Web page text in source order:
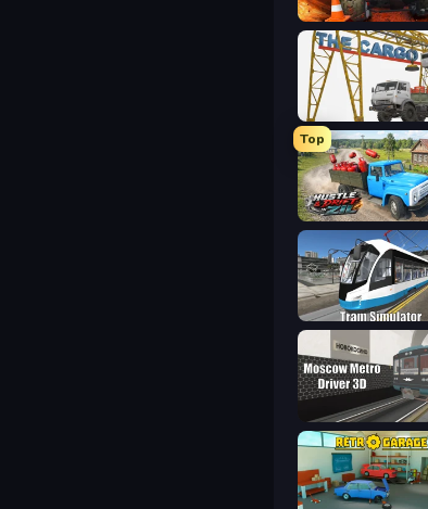
Offroad Life 3D
The Cargo
Top
Hustle & Drift in ZIL
Tram Simulator